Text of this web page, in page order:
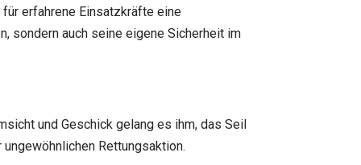
erfahrene Einsatzkräfte eine
sondern auch seine eigene Sicherheit im
und Geschick gelang es ihm, das Seil
Rettungsaktion.